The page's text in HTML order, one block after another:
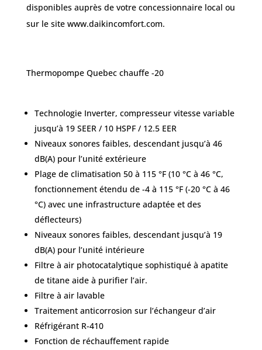
disponibles auprès de votre concessionnaire local ou
sur le site www.daikincomfort.com.
Thermopompe Quebec chauffe -20
Technologie Inverter, compresseur vitesse variable
jusqu’à 19 SEER / 10 HSPF / 12.5 EER
Niveaux sonores faibles, descendant jusqu’à 46
dB(A) pour l’unité extérieure
Plage de climatisation 50 à 115 °F (10 °C à 46 °C,
fonctionnement étendu de -4 à 115 °F (-20 °C à 46
°C) avec une infrastructure adaptée et des
déflecteurs)
Niveaux sonores faibles, descendant jusqu’à 19
dB(A) pour l’unité intérieure
Filtre à air photocatalytique sophistiqué à apatite
de titane aide à purifier l’air.
Filtre à air lavable
Traitement anticorrosion sur l’échangeur d’air
Réfrigérant R-410
Fonction de réchauffement rapide